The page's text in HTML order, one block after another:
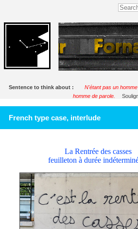
Sentence to think about :
N'étant pas un
homme de parole.
French type case, interlude
La Rentrée des casses
feuilleton à durée